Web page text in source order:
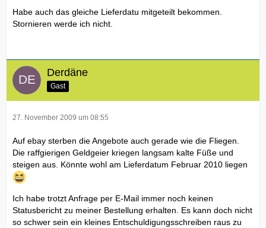
Habe auch das gleiche Lieferdatu mitgeteilt bekommen.
Stornieren werde ich nicht.
Derdäne
Gast
27. November 2009 um 08:55
Auf ebay sterben die Angebote auch gerade wie die Fliegen.
Die raffgierigen Geldgeier kriegen langsam kalte Füße und
steigen aus. Könnte wohl am Lieferdatum Februar 2010 liegen
Ich habe trotzt Anfrage per E-Mail immer noch keinen
Statusbericht zu meiner Bestellung erhalten. Es kann doch nicht
so schwer sein ein kleines Entschuldigungsschreiben raus zu